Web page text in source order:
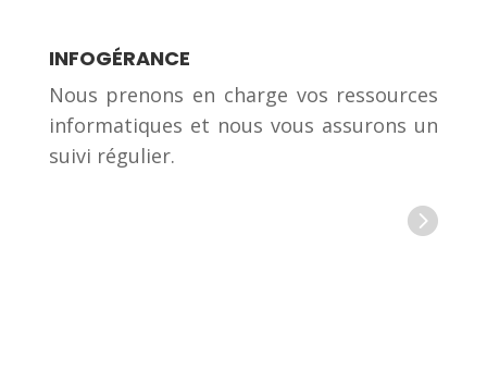
INFOGÉRANCE
Nous prenons en charge vos ressources
informatiques et nous vous assurons un
suivi régulier.
